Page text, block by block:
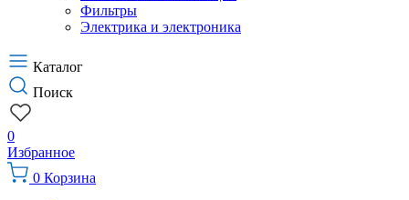
Фильтры
Электрика и электроника
Каталог
Поиск
0
Избранное
0 Корзина